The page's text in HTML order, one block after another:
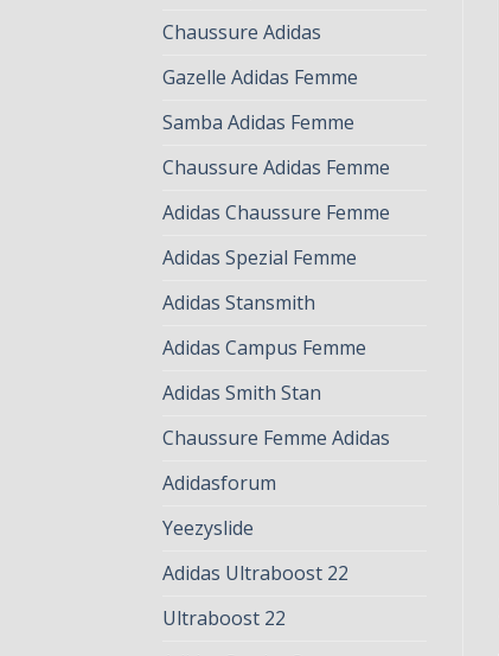
Chaussure Adidas
Gazelle Adidas Femme
Samba Adidas Femme
Chaussure Adidas Femme
Adidas Chaussure Femme
Adidas Spezial Femme
Adidas Stansmith
Adidas Campus Femme
Adidas Smith Stan
Chaussure Femme Adidas
Adidasforum
Yeezyslide
Adidas Ultraboost 22
Ultraboost 22